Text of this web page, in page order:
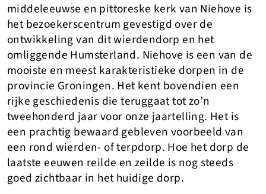
middeleeuwse en pittoreske kerk van Niehove is
het bezoekerscentrum gevestigd over de
ontwikkeling van dit wierdendorp en het
omliggende Humsterland. Niehove is een van de
mooiste en meest karakteristieke dorpen in de
provincie Groningen. Het kent bovendien een
rijke geschiedenis die teruggaat tot zo’n
tweehonderd jaar voor onze jaartelling. Het is
een prachtig bewaard gebleven voorbeeld van
een rond wierden- of terpdorp. Hoe het dorp de
laatste eeuwen reilde en zeilde is nog steeds
goed zichtbaar in het huidige dorp.